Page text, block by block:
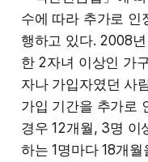
수에 따라 추가로 인
행하고 있다. 2008
한 2자녀 이상인 가
자나 가입자였던 사
가입 기간을 추가로
경우 12개월, 3명 이
하는 1명마다 18개